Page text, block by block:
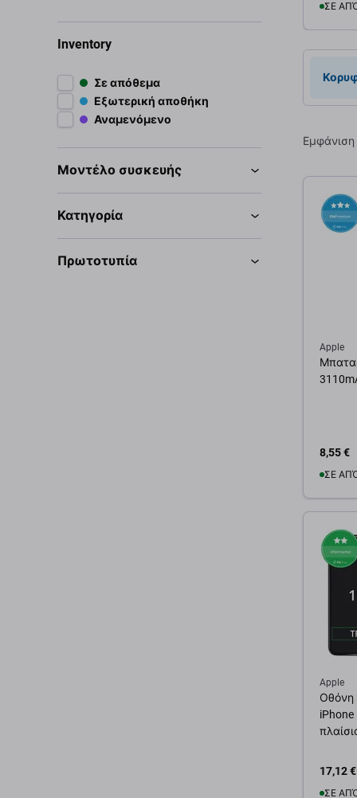
Inventory
Σε απόθεμα
Εξωτερική αποθήκη
Αναμενόμενο
Μοντέλο συσκευής
Κατηγορία
Πρωτοτυπία
ΣΕ
Εμφάνιση
Apple
8,55 €
ΣΕ
Apple
Οθόνη
17,12 €
ΣΕ